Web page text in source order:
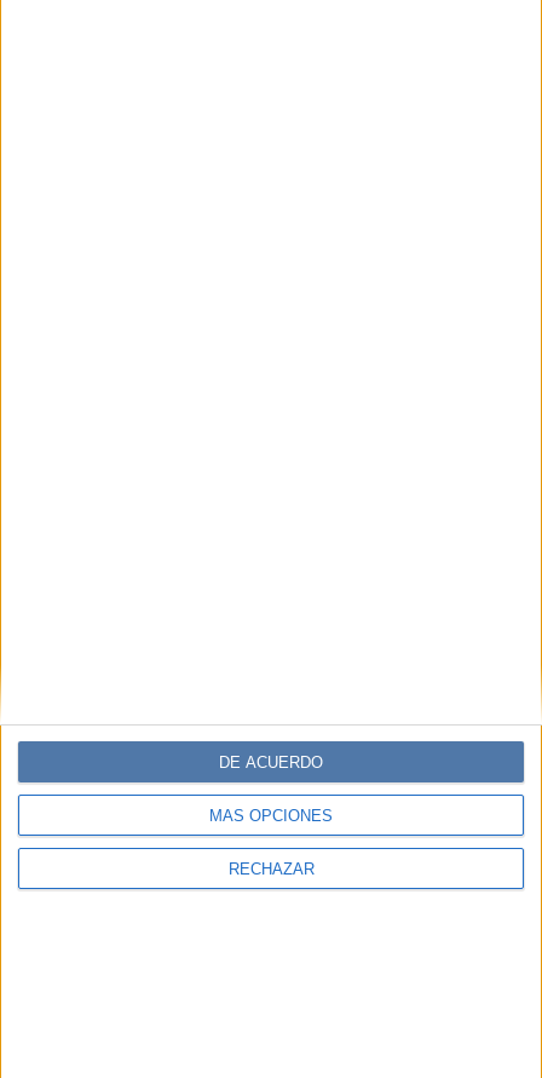
MÁS OPCIONES
RECHAZAR
DE ACUERDO